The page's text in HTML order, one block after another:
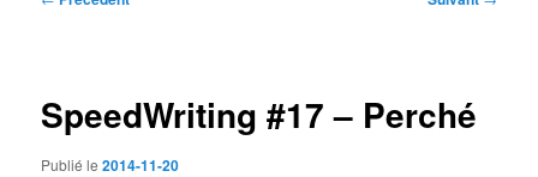
SpeedWriting #17 – Perché
Publié le2014-11-20